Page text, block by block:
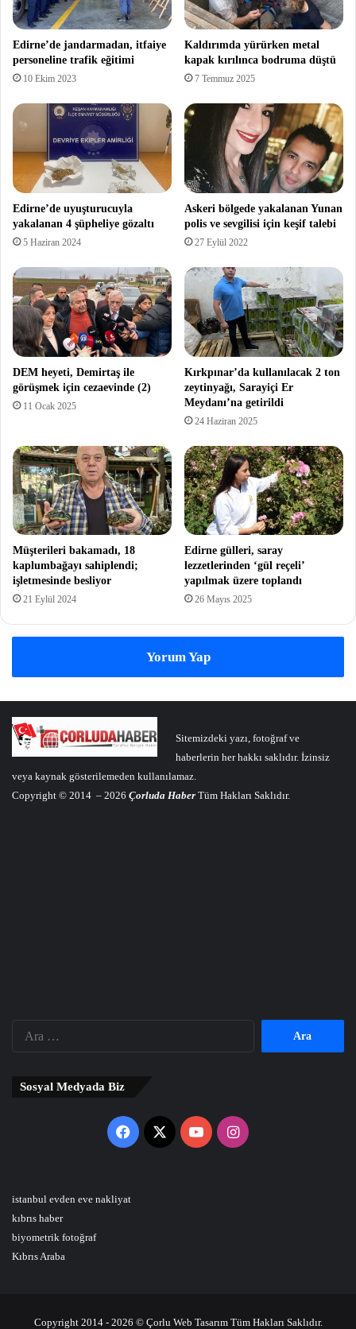
Edirne’de jandarmadan, itfaiye
personeline trafik eğitimi
10 Ekim 2023
Kaldırımda yürürken metal
kapak kırılınca bodruma düştü
7 Temmuz 2025
Edirne’de uyuşturucuyla
yakalanan 4 şüpheliye gözaltı
5 Haziran 2024
Askeri bölgede yakalanan Yunan
polis ve sevgilisi için keşif talebi
27 Eylül 2022
DEM heyeti, Demirtaş ile
görüşmek için cezaevinde (2)
11 Ocak 2025
Kırkpınar’da kullanılacak 2 ton
zeytinyağı, Sarayiçi Er
Meydanı’na getirildi
24 Haziran 2025
Müşterileri bakamadı, 18
kaplumbağayı sahiplendi;
işletmesinde besliyor
21 Eylül 2024
Edirne gülleri, saray
lezzetlerinden ‘gül reçeli’
yapılmak üzere toplandı
26 Mayıs 2025
Yorum Yap
Sitemizdeki yazı, fotoğraf ve
haberlerin her hakkı saklıdır. İzinsiz
veya kaynak gösterilemeden kullanılamaz.
Copyright © 2014 – 2026 Çorluda Haber Tüm Hakları Saklıdır.
Sosyal Medyada Biz
Facebook
X YouTubeInstagram
istanbul evden eve nakliyat
kıbrıs haber
biyometrik fotoğraf
Kıbrıs Araba
Copyright 2014 - 2026 © Çorlu Web Tasarım Tüm Hakları Saklıdır.